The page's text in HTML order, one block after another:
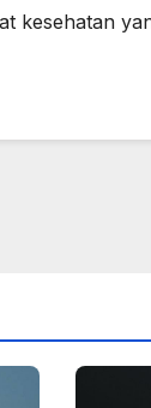
kesehatan